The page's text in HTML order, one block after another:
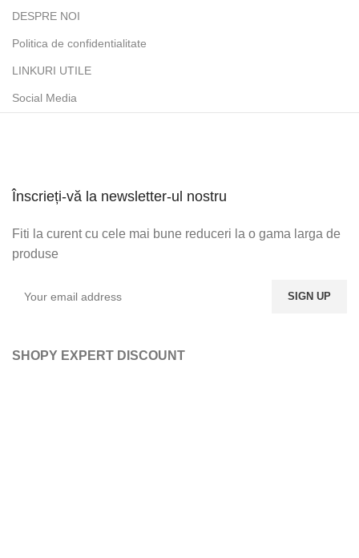
DESPRE NOI
Politica de confidentialitate
LINKURI UTILE
Social Media
Înscrieți-vă la newsletter-ul nostru
Fiti la curent cu cele mai bune reduceri la o gama larga de
produse
SHOPY EXPERT DISCOUNT